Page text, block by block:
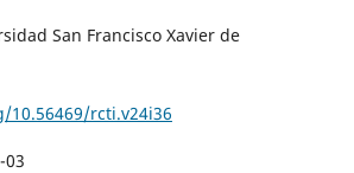
San Francisco Xavier de
rcti.v24i36
03